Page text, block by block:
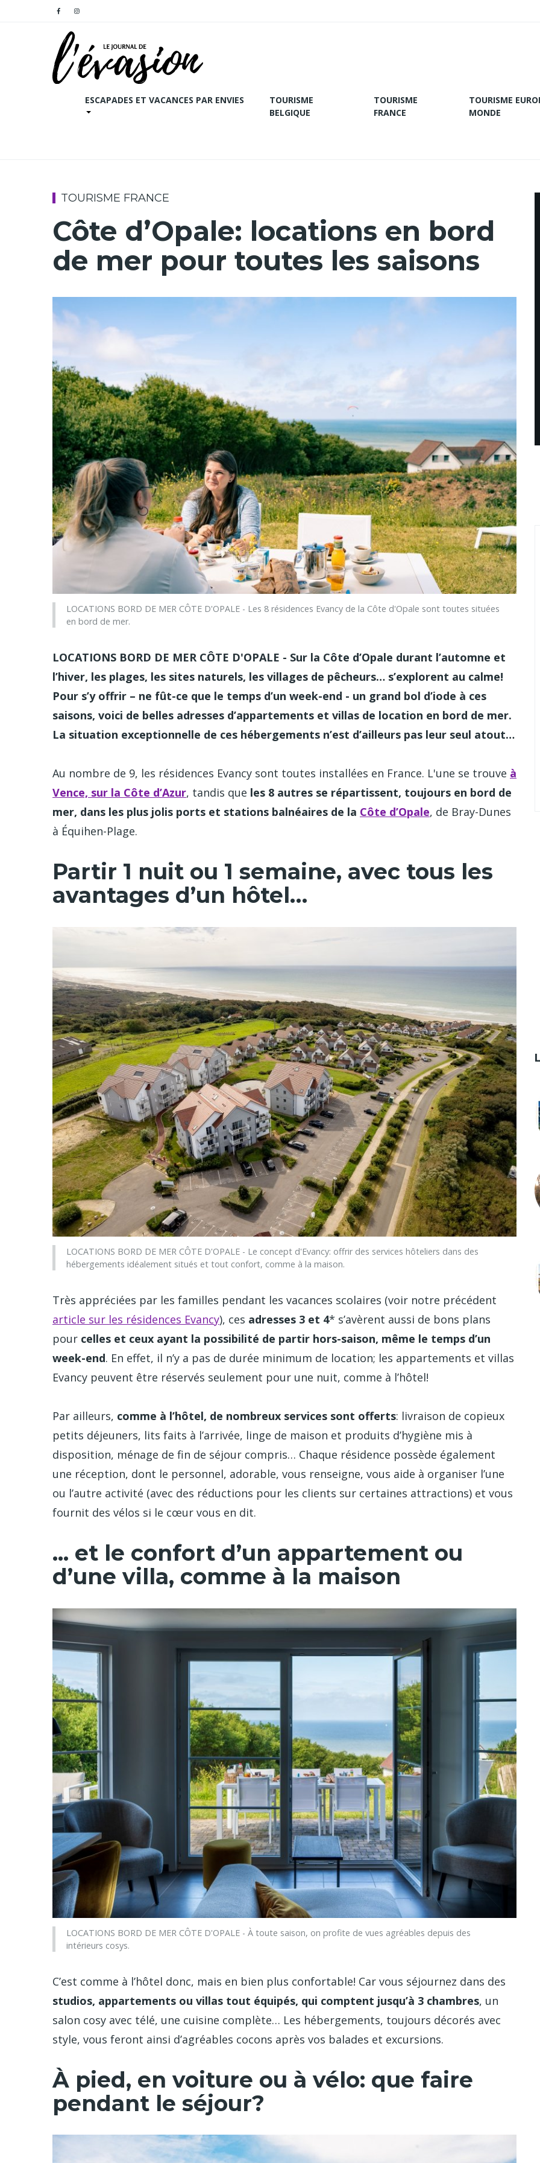
ESCAPADES ET VACANCES PAR ENVIES
TOURISME
BELGIQUE
TOURISME
FRANCE
TOURISME
MONDE
TOURISME FRANCE
Côte d’Opale: locations en bord
de mer pour toutes les saisons
LOCATIONS BORD DE MER CÔTE D'OPALE - Les 8 résidences Evancy de la Côte d'Opale sont toutes situées
en bord de mer.
LOCATIONS BORD DE MER CÔTE D'OPALE - Sur la Côte d’Opale durant l’automne et
l’hiver, les plages, les sites naturels, les villages de pêcheurs… s’explorent au calme!
Pour s’y offrir – ne fût-ce que le temps d’un week-end - un grand bol d’iode à ces
saisons, voici de belles adresses d’appartements et villas de location en bord de mer.
La situation exceptionnelle de ces hébergements n’est d’ailleurs pas leur seul atout…
Au nombre de 9, les résidences Evancy sont toutes installées en France. L'une se trouve à
Vence, sur la Côte d’Azur, tandis que les 8 autres se répartissent, toujours en bord de
mer, dans les plus jolis ports et stations balnéaires de la Côte d’Opale, de Bray-Dunes
à Équihen-Plage.
Partir 1 nuit ou 1 semaine, avec tous les
avantages d’un hôtel…
LOCATIONS BORD DE MER CÔTE D'OPALE - Le concept d'Evancy: offrir des services hôteliers dans des
hébergements idéalement situés et tout confort, comme à la maison.
Très appréciées par les familles pendant les vacances scolaires (voir notre précédent
article sur les résidences Evancy), ces adresses 3 et 4* s’avèrent aussi de bons plans
pour celles et ceux ayant la possibilité de partir hors-saison, même le temps d’un
week-end. En effet, il n’y a pas de durée minimum de location; les appartements et villas
Evancy peuvent être réservés seulement pour une nuit, comme à l’hôtel!
Par ailleurs, comme à l’hôtel, de nombreux services sont offerts: livraison de copieux
petits déjeuners, lits faits à l’arrivée, linge de maison et produits d’hygiène mis à
disposition, ménage de fin de séjour compris… Chaque résidence possède également
une réception, dont le personnel, adorable, vous renseigne, vous aide à organiser l’une
ou l’autre activité (avec des réductions pour les clients sur certaines attractions) et vous
fournit des vélos si le cœur vous en dit.
... et le confort d’un appartement ou
d’une villa, comme à la maison
LOCATIONS BORD DE MER CÔTE D'OPALE - À toute saison, on profite de vues agréables depuis des
intérieurs cosys.
C’est comme à l’hôtel donc, mais en bien plus confortable! Car vous séjournez dans des
studios, appartements ou villas tout équipés, qui comptent jusqu’à 3 chambres, un
salon cosy avec télé, une cuisine complète… Les hébergements, toujours décorés avec
style, vous feront ainsi d’agréables cocons après vos balades et excursions.
À pied, en voiture ou à vélo: que faire
pendant le séjour?